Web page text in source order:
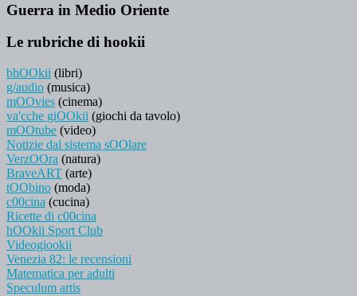
Guerra in Medio Oriente
Le rubriche di hookii
bhOOkii (libri)
g/audio (musica)
mOOvies (cinema)
va'cche giOOkii (giochi da tavolo)
mOOtube (video)
Notizie dal sistema sOOlare
VerzOOra (natura)
BraveART (arte)
tOObino (moda)
c00cina (cucina)
Ricette di c00cina
hOOkii Sport Club
Videogiookii
Venezia 82: le recensioni
Matematica per adulti
Speculum artis